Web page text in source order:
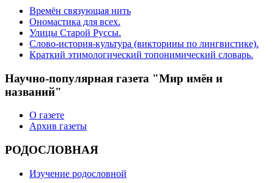
Времён связующая нить
Ономастика для всех.
Улицы Старой Руссы.
Слово-история-культура (викторины по лингвистике).
Краткий этимологический топонимический словарь.
Научно-популярная газета "Мир имён и
названий"
О газете
Архив газеты
РОДОСЛОВНАЯ
Изучение родословной